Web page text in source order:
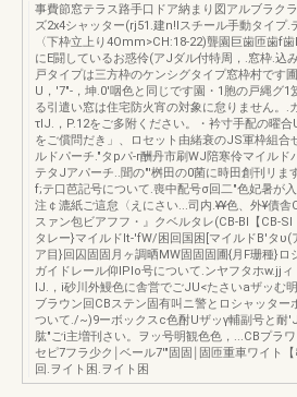
事費節窓テラス路手口ドア納まり図アルブラク
ズ2x4シャッター(rj51.建n!lスチール手動タイプ.
〈下枠立上り4Omm>CH:18-22)聾園巨歯匝歯f
にE闘しているお惑伶(アJダル付特周，.窓枠.込
戸タイプは三方枠のケンシグタイプ窓枠村です
U，'7"-，坤.0'咽色と同じです園・1胞の戸縄グ1
る引遣い窓は住宅防火宵の対象に怠りません。.
τIJ.，P.12をご多附ください。・衿寸手配の曜合
をご償問だき」、ロセット由緒衰のJS軍枠組合
ルドパーチ."タpパ-r酬丹市刷WJ陪寒伶マイルド
テタJアパーチ..聞の"'桝田の0菌に時田創刊リま
f;テ口芭記号について.喪中配号σ回二"色妃暑が
注￠漉紙ご這怠〈えにさい...司内.¥¥色、外¥債舎
スァン包ビアフフ・』クベルタレ(CB-Bl【CB-Sl
タレー}マイルドIt-'fW/困回国困[マイルドB'タυ(
ア目}回囚固固月ヶ調晒MW固固固圃{月F珊種}ロ
ガイドレール仰lPlo号について.ンヤフタホw.jj
IJ.，i砂川外鰻色に舎営でごJU<たさいaザッむ
ブラウン回CBステン固有叫ニ警とロシャッター
ついて./~)9ーボックスc色酎Uザッγ輔副号と耐
肱"ごi主増刊さい。ヲッ号明観色色，...CBプラ
セピ7フラ少ク￨ベール7'"固固￨固匝重車ワイト
回.ヲイト困.ヲイト困